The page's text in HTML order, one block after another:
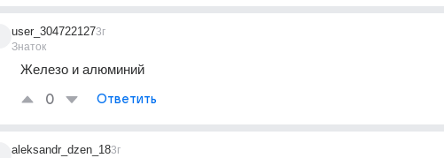
user_304722127
Знаток
3г
Железо и алюминий
0 Ответить
aleksandr_dzen_183г